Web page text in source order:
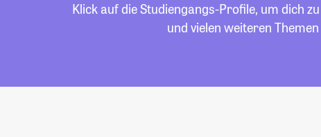
Klick auf die Studiengangs-Profile, um dich
und vielen weiteren